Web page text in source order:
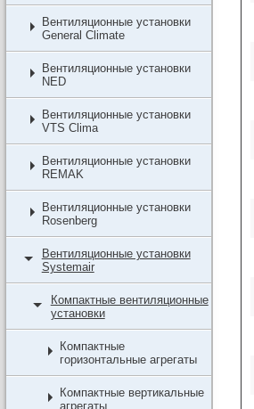
Вентиляционные установки
General Climate
Вентиляционные установки
NED
Вентиляционные установки
VTS Clima
Вентиляционные установки
REMAK
Вентиляционные установки
Rosenberg
Вентиляционные установки
Systemair
Компактные вентиляционные
установки
Компактные
горизонтальные агрегаты
Компактные вертикальные
агрегаты